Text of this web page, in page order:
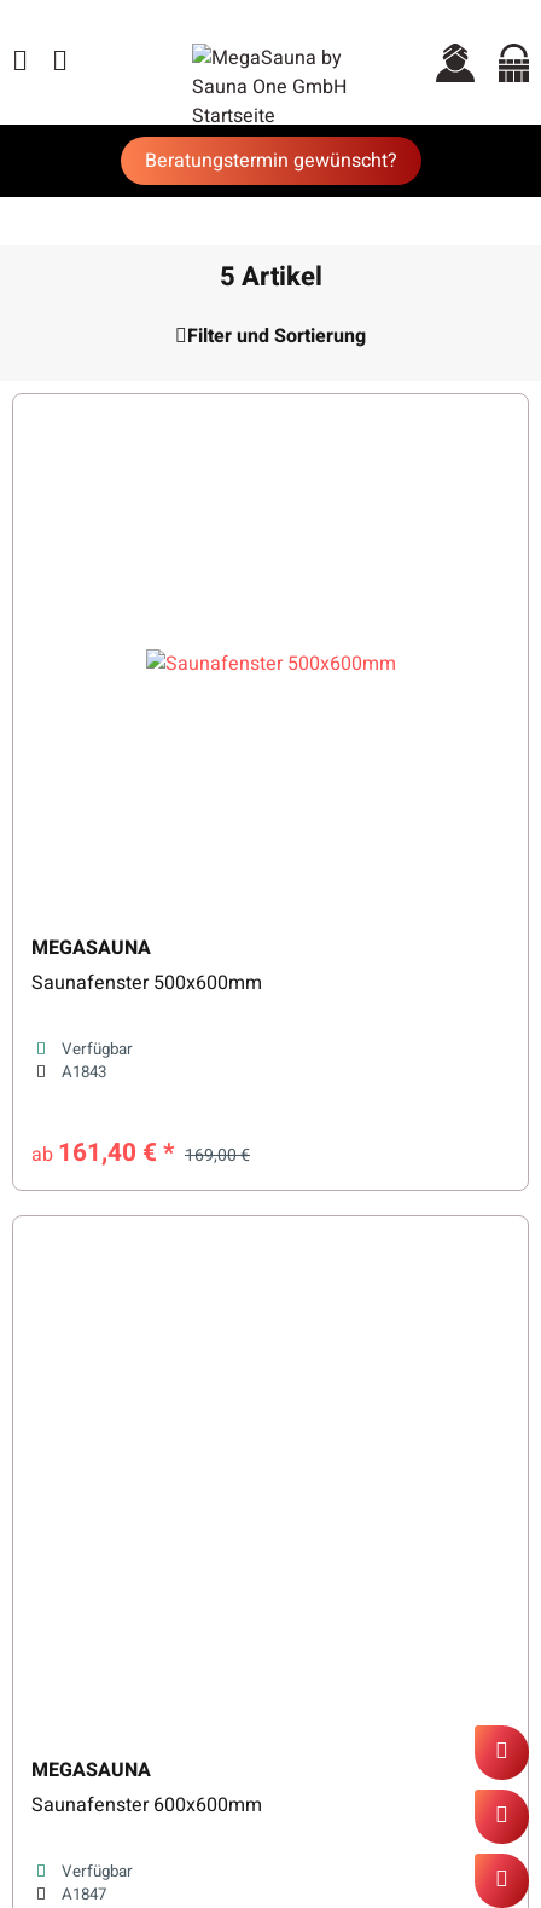
Beratungstermin gewünscht?
5 Artikel
Filter und Sortierung
MEGASAUNA
Saunafenster 500x600mm
Verfügbar
A1843
ab 161,40 €* 169,00 €
MEGASAUNA
Saunafenster 600x600mm
Verfügbar
A1847